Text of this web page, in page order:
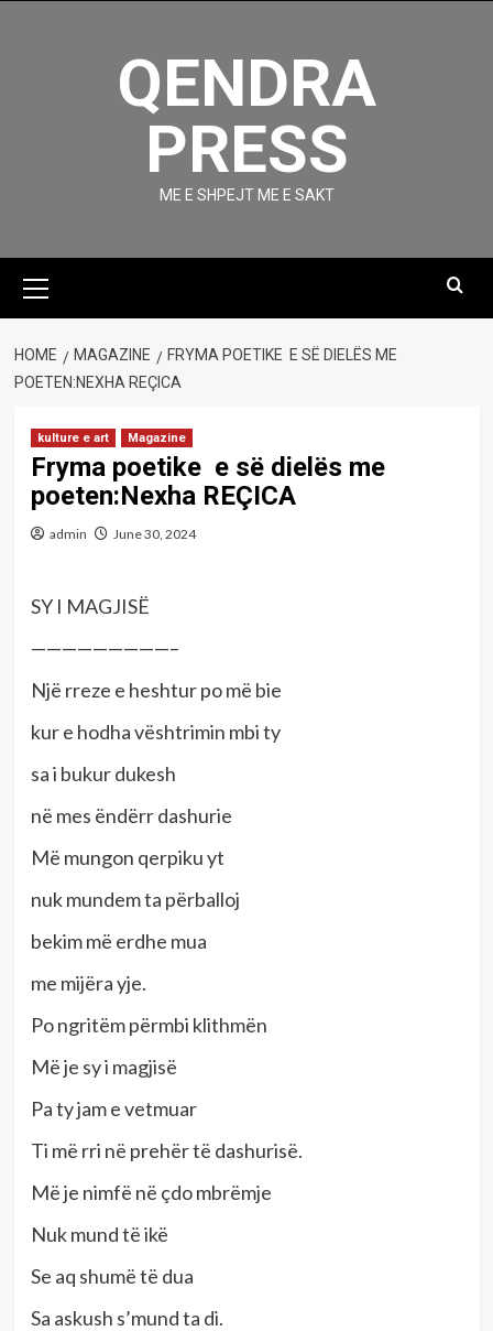
QENDRA
PRESS
ME E SHPEJT ME E SAKT
Menu
HOME MAGAZINE
FRYMA POETIKE E SË DIELËS ME
POETEN:NEXHA REÇICA
kulture e art Magazine
Fryma poetike e së dielës me
poeten:Nexha REÇICA
admin June 30, 2024
SY I MAGJISË
—————————–
Një rreze e heshtur po më bie
kur e hodha vështrimin mbi ty
sa i bukur dukesh
në mes ëndërr dashurie
Më mungon qerpiku yt
nuk mundem ta përballoj
bekim më erdhe mua
me mijëra yje.
Po ngritëm përmbi klithmën
Më je sy i magjisë
Pa ty jam e vetmuar
Ti më rri në prehër të dashurisë.
Më je nimfë në çdo mbrëmje
Nuk mund të ikë
Se aq shumë të dua
Sa askush s’mund ta di.